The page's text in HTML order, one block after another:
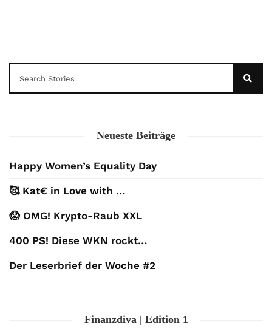
Neueste Beiträge
Happy Women’s Equality Day
🥰 Kat€ in Love with …
😱 OMG! Krypto-Raub XXL
400 PS! Diese WKN rockt…
Der Leserbrief der Woche #2
Finanzdiva | Edition 1